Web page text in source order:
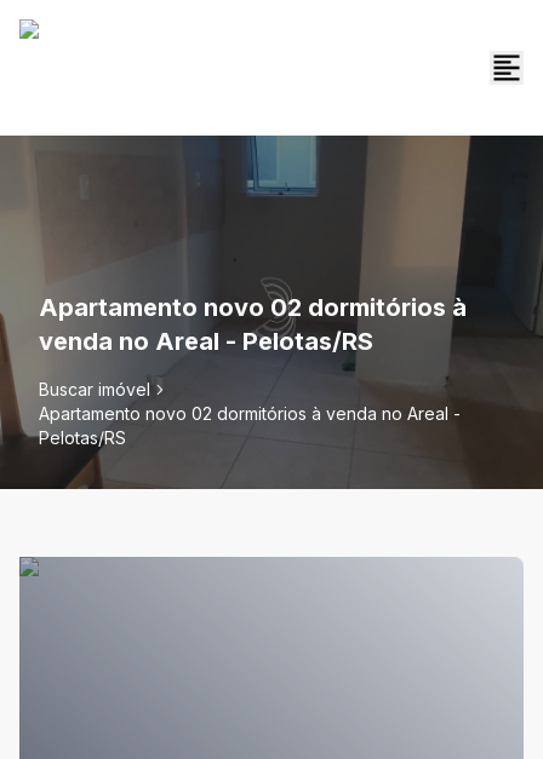
Apartamento novo 02 dormitórios à
venda no Areal - Pelotas/RS
Buscar imóvel
Apartamento novo 02 dormitórios à venda no Areal -
Pelotas/RS